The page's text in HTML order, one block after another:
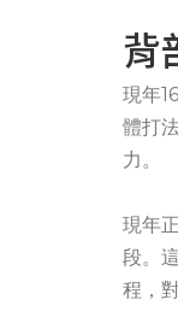
背
現年
體打
力。
現年
段。
程，